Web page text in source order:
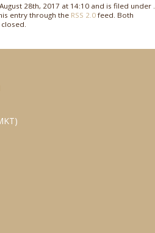
28th, 2017 at 14:10 and is filed under .
entry through the RSS 2.0 feed. Both